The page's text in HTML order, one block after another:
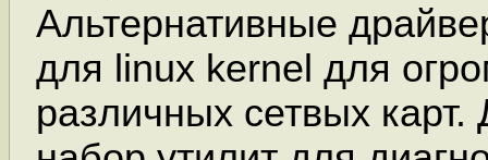
Альтернативные
для linux kernel для
различных сетвых карт.